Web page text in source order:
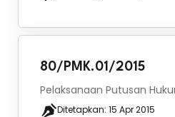
80/PMK.01/2015
Pelaksanaan Putusan
Ditetapkan: 15 Apr 2015